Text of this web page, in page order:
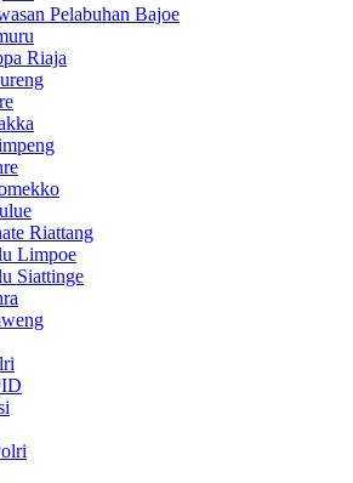
Pelabuhan Bajoe
Riaja
Riattang
Limpoe
Siattinge